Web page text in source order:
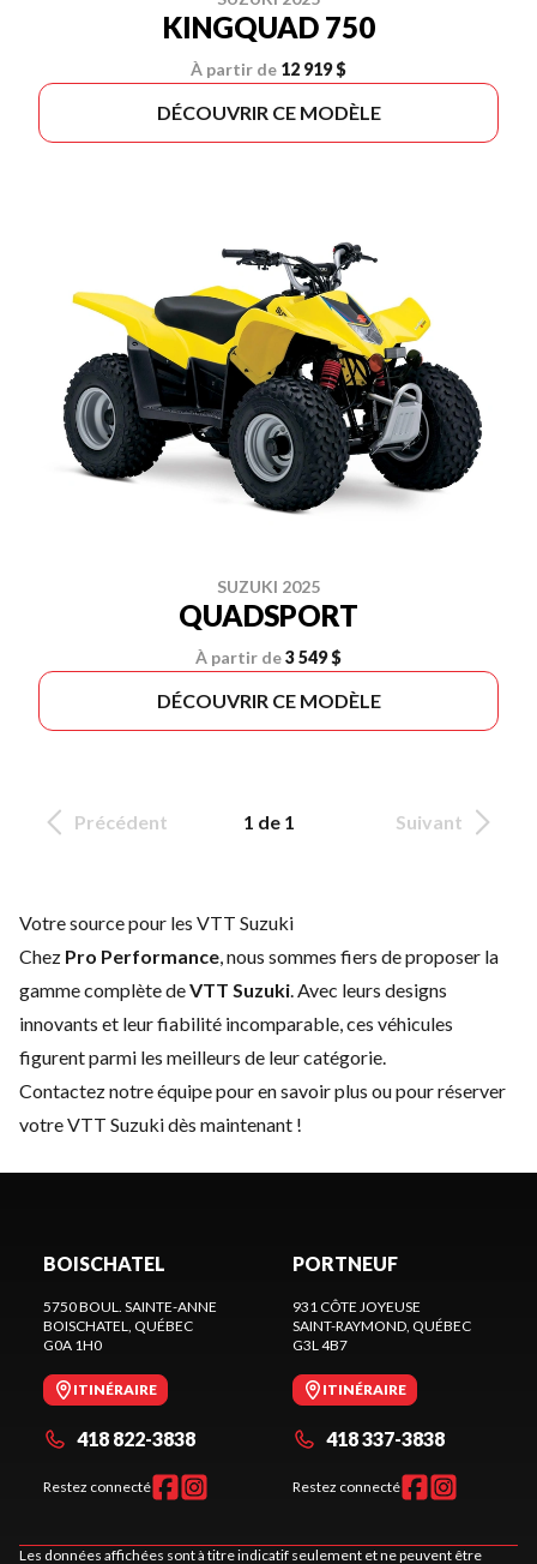
KINGQUAD 750
À partir de 12 919 $
DÉCOUVRIR CE MODÈLE
SUZUKI 2025
QUADSPORT
À partir de3 549 $
DÉCOUVRIR CE MODÈLE
Précédent 1 de 1 Suivant
Votre source pour les VTT Suzuki
Chez Pro Performance, nous sommes fiers de proposer la
gamme complète deVTT Suzuki. Avec leurs designs
innovants et leur fiabilité incomparable, ces véhicules
figurent parmi les meilleurs de leur catégorie.
Contactez notre équipepour en savoir plus ou pour réserver
votre VTT Suzuki dès maintenant !
BOISCHATEL
5750 BOUL. SAINTE-ANNE
BOISCHATEL, QUÉBEC
G0A 1H0
ITINÉRAIRE
418 822-3838
Restez connecté
PORTNEUF
931 CÔTE JOYEUSE
SAINT-RAYMOND, QUÉBEC
G3L 4B7
ITINÉRAIRE
418 337-3838
Restez connecté
Les données affichées sont à titre indicatif seulement et ne peuvent être